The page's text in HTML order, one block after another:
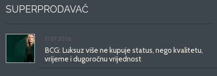
SUPERPRODAVAČ
31.07.2026.
BCG: Luksuz više ne kupuje status, nego kvalitetu,
vrijeme i dugoročnu vrijednost